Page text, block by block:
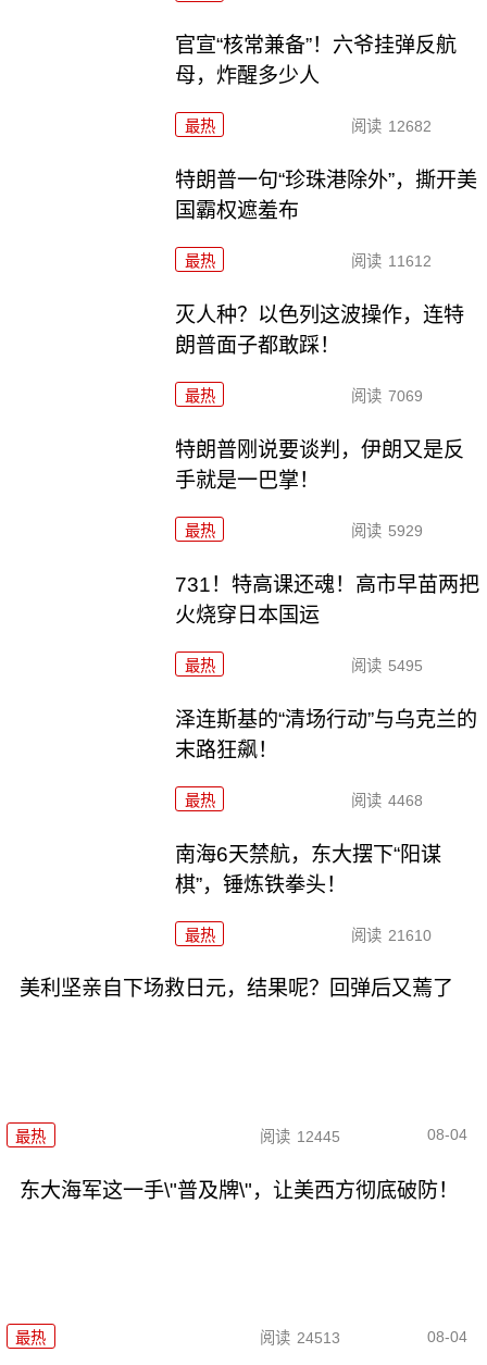
官宣“核常兼备”！六爷挂弹反航
母，炸醒多少人
最热 阅读 12682
特朗普一句“珍珠港除外”，撕开美
国霸权遮羞布
最热 阅读 11612
灭人种？以色列这波操作，连特
朗普面子都敢踩！
最热 阅读 7069
特朗普刚说要谈判，伊朗又是反
手就是一巴掌！
最热 阅读 5929
731！特高课还魂！高市早苗两把
火烧穿日本国运
最热 阅读 5495
泽连斯基的“清场行动”与乌克兰的
末路狂飙！
最热 阅读 4468
南海6天禁航，东大摆下“阳谋
棋”，锤炼铁拳头！
最热 阅读 21610
美利坚亲自下场救日元，结果呢？回弹后又蔫了
最热 阅读 12445 08-04
东大海军这一手\"普及牌\"，让美西方彻底破防！
最热 阅读 24513 08-04